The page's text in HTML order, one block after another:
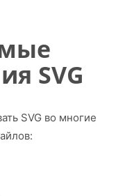
SVG
SVG во многие